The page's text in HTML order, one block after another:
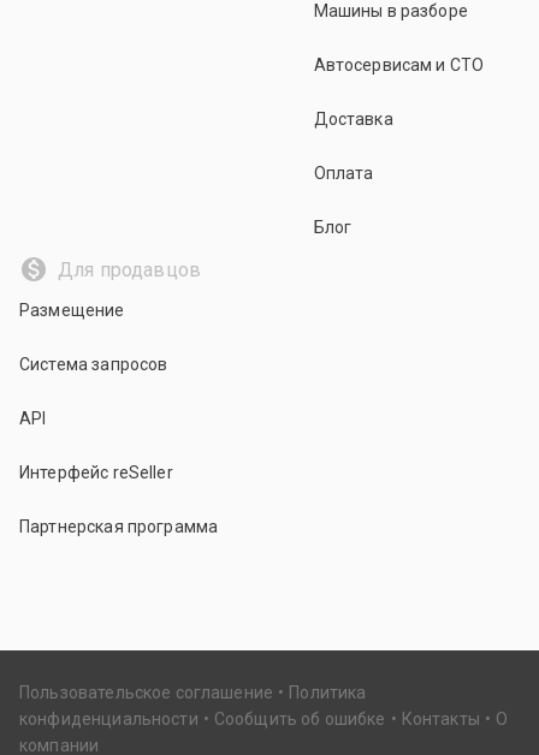
Машины в разборе
Автосервисам и СТО
Доставка
Оплата
Блог
Для продавцов
Размещение
Система запросов
API
Интерфейс reSeller
Партнерская программа
Пользовательское соглашение
Политика
конфиденциальности
Сообщить об ошибке Контакты
О
компании